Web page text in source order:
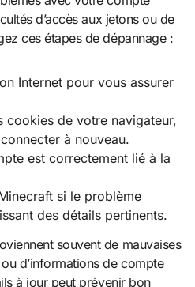
d’accès aux jetons ou de
ces étapes de dépannage :
Internet pour vous assurer
cookies de votre navigateur,
à nouveau.
est correctement lié à la
si le problème
des détails pertinents.
souvent de mauvaises
d’informations de compte
à jour peut prévenir bon